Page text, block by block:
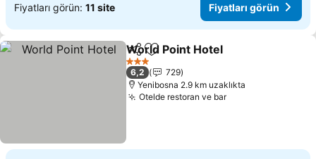
Fiyatları görün: 11 site Fiyatları görün
PaylaşFavorilerime ekle
World Point Hotel
3 Yıldız
6,2
729
Yenibosna 2.9 km uzaklıkta
Otelde restoran ve barFiyatları görün